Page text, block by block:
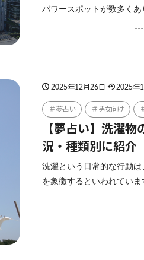
パワースポットが数多く
2025年12月26日 2025年
夢占い 男女向け
【夢占い】洗濯
況・種類別に紹介
洗濯という日常的な行動
を象徴するといわれてい